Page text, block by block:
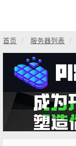
首页 服务器列表